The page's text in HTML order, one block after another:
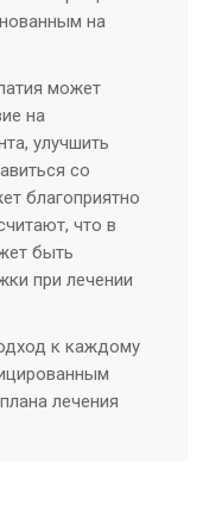
на
может
на
улучшить
со
благоприятно
что в
быть
при лечении
к каждому
лечения